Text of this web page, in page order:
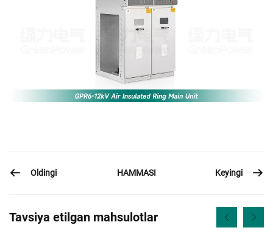
Oldingi HAMMASI Keyingi
Tavsiya etilgan mahsulotlar